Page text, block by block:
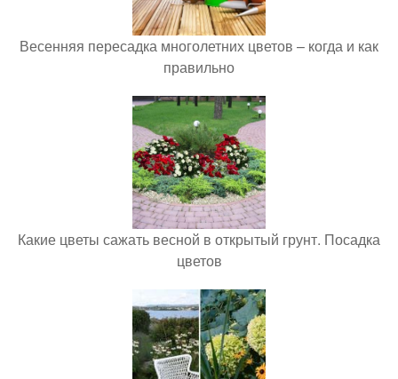
Весенняя пересадка многолетних цветов – когда и как
правильно
Какие цветы сажать весной в открытый грунт. Посадка
цветов